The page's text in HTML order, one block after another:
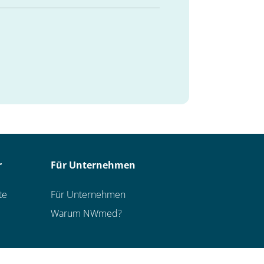
Für Unternehmen
Für Unternehmen
Warum NWmed?